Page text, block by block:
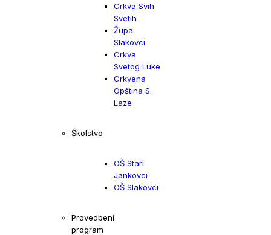
Crkva Svih
Svetih
Župa
Slakovci
Crkva
Svetog Luke
Crkvena
Opština S.
Laze
Školstvo
OŠ Stari
Jankovci
OŠ Slakovci
Provedbeni
program